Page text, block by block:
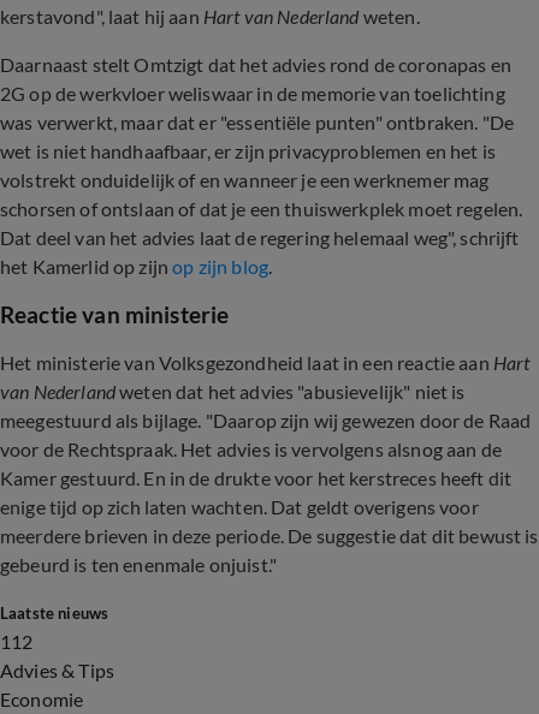
kerstavond", laat hij aan Hart van Nederland weten.
Daarnaast stelt Omtzigt dat het advies rond de coronapas en
2G op de werkvloer weliswaar in de memorie van toelichting
was verwerkt, maar dat er "essentiële punten" ontbraken. "De
wet is niet handhaafbaar, er zijn privacyproblemen en het is
volstrekt onduidelijk of en wanneer je een werknemer mag
schorsen of ontslaan of dat je een thuiswerkplek moet regelen.
Dat deel van het advies laat de regering helemaal weg", schrijft
het Kamerlid op zijnop zijn blog.
Reactie van ministerie
Het ministerie van Volksgezondheid laat in een reactie aan Hart
van Nederlandweten dat het advies "abusievelijk" niet is
meegestuurd als bijlage. "Daarop zijn wij gewezen door de Raad
voor de Rechtspraak. Het advies is vervolgens alsnog aan de
Kamer gestuurd. En in de drukte voor het kerstreces heeft dit
enige tijd op zich laten wachten. Dat geldt overigens voor
meerdere brieven in deze periode. De suggestie dat dit bewust is
gebeurd is ten enenmale onjuist."
Laatste nieuws
112
Advies & Tips
Economie